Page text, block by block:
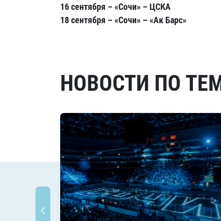
16 сентября – «Сочи» – ЦСКА
18 сентября – «Сочи» – «Ак Барс»
НОВОСТИ ПО